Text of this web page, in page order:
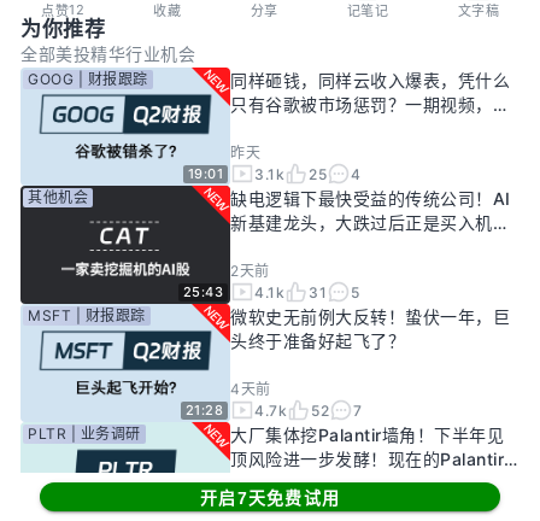
点赞12 收藏 分享 记笔记 文字稿
为你推荐
全部美投精华行业机会
19:01
GOOG | 财报跟踪
同样砸钱，同样云收入爆表，凭什么
只有谷歌被市场惩罚？一期视频，告
昨天
3.1k
25 4
25:43
其他机会
缺电逻辑下最快受益的传统公司！AI
新基建龙头，大跌过后正是买入机
2天前
4.1k
31 5
21:28
MSFT | 财报跟踪
微软史无前例大反转！蛰伏一年，巨
头终于准备好起飞了？
4天前
4.7k
52 7
PLTR | 业务调研
大厂集体挖Palantir墙角！下半年见
顶风险进一步发酵！现在的Palantir
还要投资吗？
7天前
开启7天免费试用